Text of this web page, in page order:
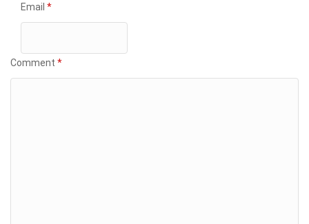
Email *
Comment *